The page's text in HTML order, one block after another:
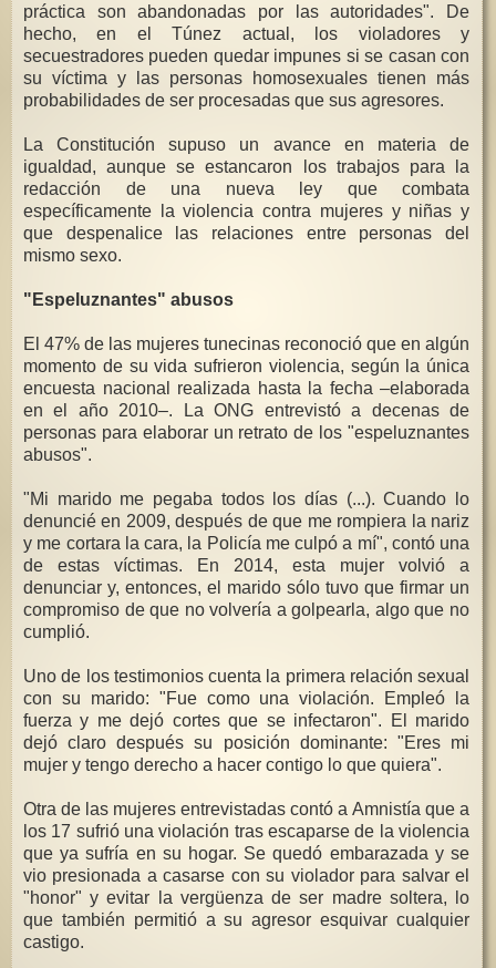
práctica son abandonadas por las autoridades". De
hecho, en el Túnez actual, los violadores y
secuestradores pueden quedar impunes si se casan con
su víctima y las personas homosexuales tienen más
probabilidades de ser procesadas que sus agresores.
La Constitución supuso un avance en materia de
igualdad, aunque se estancaron los trabajos para la
redacción de una nueva ley que combata
específicamente la violencia contra mujeres y niñas y
que despenalice las relaciones entre personas del
mismo sexo.
"Espeluznantes" abusos
El 47% de las mujeres tunecinas reconoció que en algún
momento de su vida sufrieron violencia, según la única
encuesta nacional realizada hasta la fecha –elaborada
en el año 2010–. La ONG entrevistó a decenas de
personas para elaborar un retrato de los "espeluznantes
abusos".
"Mi marido me pegaba todos los días (...). Cuando lo
denuncié en 2009, después de que me rompiera la nariz
y me cortara la cara, la Policía me culpó a mí", contó una
de estas víctimas. En 2014, esta mujer volvió a
denunciar y, entonces, el marido sólo tuvo que firmar un
compromiso de que no volvería a golpearla, algo que no
cumplió.
Uno de los testimonios cuenta la primera relación sexual
con su marido: "Fue como una violación. Empleó la
fuerza y me dejó cortes que se infectaron". El marido
dejó claro después su posición dominante: "Eres mi
mujer y tengo derecho a hacer contigo lo que quiera".
Otra de las mujeres entrevistadas contó a Amnistía que a
los 17 sufrió una violación tras escaparse de la violencia
que ya sufría en su hogar. Se quedó embarazada y se
vio presionada a casarse con su violador para salvar el
"honor" y evitar la vergüenza de ser madre soltera, lo
que también permitió a su agresor esquivar cualquier
castigo.